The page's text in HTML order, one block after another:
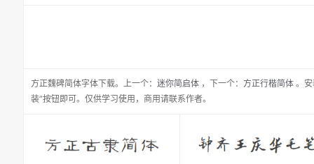
方正魏碑简体字体下载。 上一个： 迷你简启体 ， 下一个： 方正行楷简体 。
装”按钮即可。仅供学习使用，商用请联系作者。